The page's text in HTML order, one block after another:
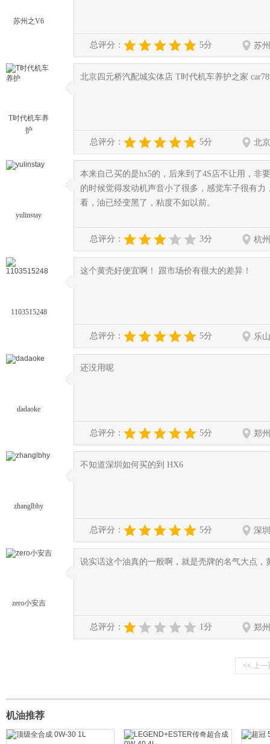
苏州之V6
总评分： 5分 苏
T时代机车养
护
◆
◆ 北京四元桥汽配城实体店 T时代机车养护之家
总评分： 5分 北
yulinstay
◆
◆
本来自己买的是hx5的，后来到了4S店不让用，非
的时候觉得发动机声音小了很多，感觉车子很有
看，油已经变黑了，粘度不如以前。
总评分： 3分 杭
1103515248
◆
◆ 这个黄壳好便宜啊！ 跟市场价有很大的差异！
总评分： 5分 乐
dadaoke
◆
◆ 还没用呢
总评分： 5分 郑
zhanglbhy
◆
◆ 不知道深圳如何买的到 HX6
总评分： 5分 深
zero小安吉
◆
◆ 说实话这个油真的一般啊，就是壳牌的名气大点
总评分： 1分 郑
<< 上
机油推荐